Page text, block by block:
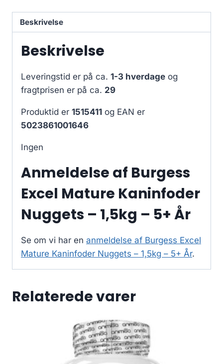
Beskrivelse
Beskrivelse
Leveringstid er på ca. 1-3 hverdage og
fragtprisen er på ca. 29
Produktid er 1515411 og EAN er
5023861001646
Ingen
Anmeldelse af Burgess
Excel Mature Kaninfoder
Nuggets – 1,5kg – 5+ År
Se om vi har en anmeldelse af Burgess Excel
Mature Kaninfoder Nuggets – 1,5kg – 5+ År.
Relaterede varer